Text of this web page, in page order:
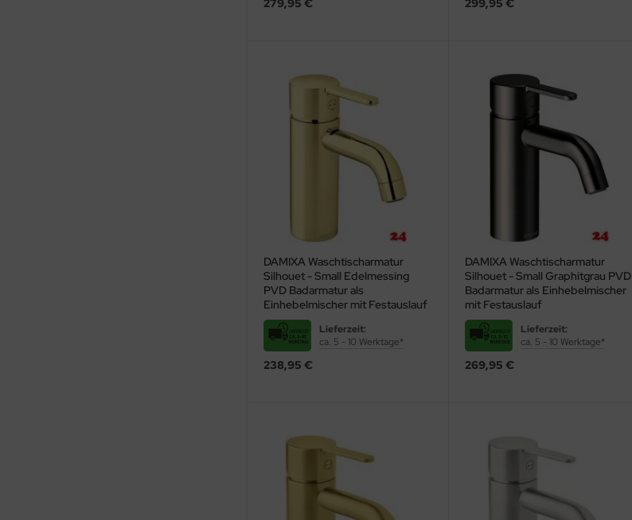
279,95 € 299,95 €
DAMIXA Waschtischarmatur
Silhouet - Small Edelmessing
PVD Badarmatur als
Einhebelmischer mit Festauslauf
Lieferzeit:
ca. 5 - 10 Werktage*
238,95 €
DAMIXA Waschtischarmatur
Silhouet - Small Graphitgrau PVD
Badarmatur als Einhebelmischer
mit Festauslauf
Lieferzeit:
ca. 5 - 10 Werktage*
269,95 €